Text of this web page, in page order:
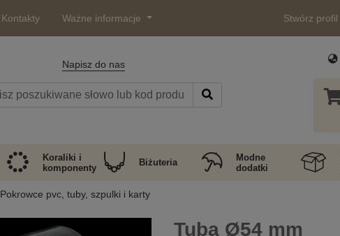
Kontakty Ważne informacje Stwórz
Napisz do nas
Koraliki i
komponenty
Biżuteria
Modne
dodatki
Pokrowce pvc, tuby, szpulki i karty
Tuba Ø54 mm